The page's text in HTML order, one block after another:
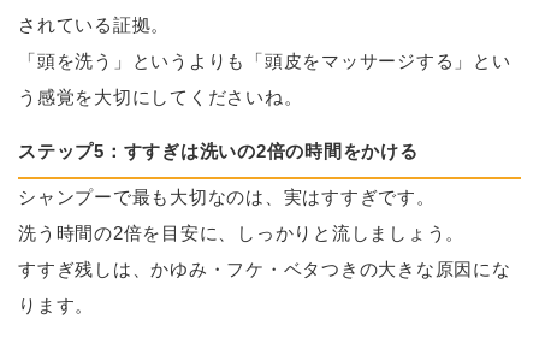
されている証拠。
「頭を洗う」というよりも「頭皮をマッサージする」とい
う感覚を大切にしてくださいね。
ステップ5：すすぎは洗いの2倍の時間をかける
シャンプーで最も大切なのは、実はすすぎです。
洗う時間の2倍を目安に、しっかりと流しましょう。
すすぎ残しは、かゆみ・フケ・ベタつきの大きな原因にな
ります。